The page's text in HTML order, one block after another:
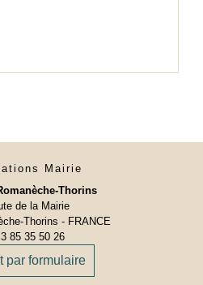
Mairie
Thorins
de la Mairie
Thorins - FRANCE
85 35 50 26
par formulaire